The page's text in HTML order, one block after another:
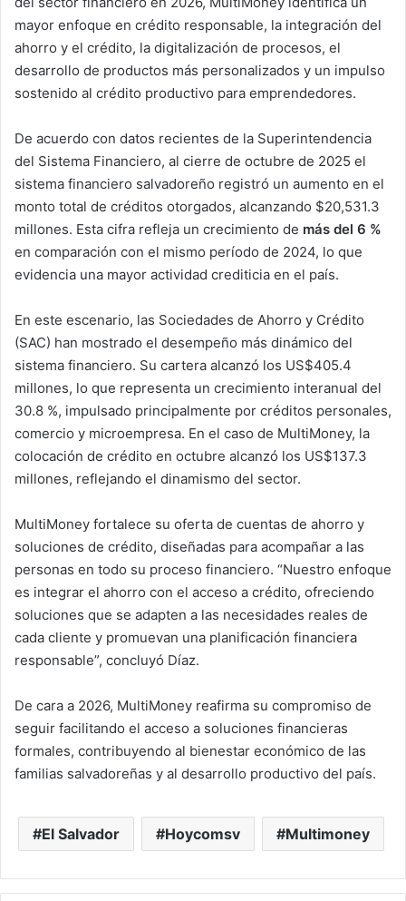
mayor enfoque en crédito responsable, la integración del
ahorro y el crédito, la digitalización de procesos, el
desarrollo de productos más personalizados y un impulso
sostenido al crédito productivo para emprendedores.
De acuerdo con datos recientes de la Superintendencia
del Sistema Financiero, al cierre de octubre de 2025 el
sistema financiero salvadoreño registró un aumento en el
monto total de créditos otorgados, alcanzando $20,531.3
millones. Esta cifra refleja un crecimiento de más del 6 %
en comparación con el mismo período de 2024, lo que
evidencia una mayor actividad crediticia en el país.
En este escenario, las Sociedades de Ahorro y Crédito
(SAC) han mostrado el desempeño más dinámico del
sistema financiero. Su cartera alcanzó los US$405.4
millones, lo que representa un crecimiento interanual del
30.8 %, impulsado principalmente por créditos personales,
comercio y microempresa. En el caso de MultiMoney, la
colocación de crédito en octubre alcanzó los US$137.3
millones, reflejando el dinamismo del sector.
MultiMoney fortalece su oferta de cuentas de ahorro y
soluciones de crédito, diseñadas para acompañar a las
personas en todo su proceso financiero. “Nuestro enfoque
es integrar el ahorro con el acceso a crédito, ofreciendo
soluciones que se adapten a las necesidades reales de
cada cliente y promuevan una planificación financiera
responsable”, concluyó Díaz.
De cara a 2026, MultiMoney reafirma su compromiso de
seguir facilitando el acceso a soluciones financieras
formales, contribuyendo al bienestar económico de las
familias salvadoreñas y al desarrollo productivo del país.
El Salvador Hoycomsv Multimoney